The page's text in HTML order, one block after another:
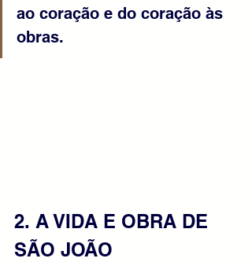
ao coração e do coração às
obras.
2. A VIDA E OBRA DE
SÃO JOÃO